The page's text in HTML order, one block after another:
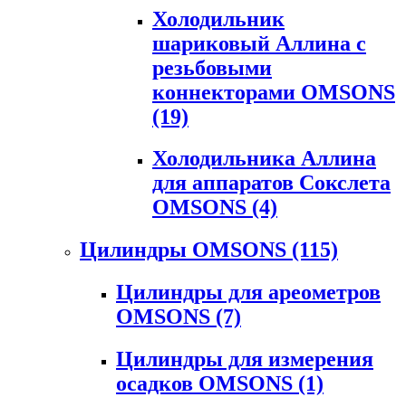
Холодильник
шариковый Аллина с
резьбовыми
коннекторами OMSONS
(19)
Холодильника Аллина
для аппаратов Сокслета
OMSONS (4)
Цилиндры OMSONS (115)
Цилиндры для ареометров
OMSONS (7)
Цилиндры для измерения
осадков OMSONS (1)